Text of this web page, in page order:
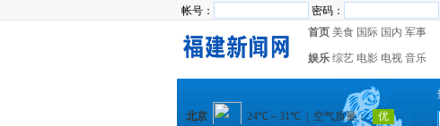
帐号： 密码：
首页 美食 国际 国内 军事
娱乐 综艺 电影 电视 音乐